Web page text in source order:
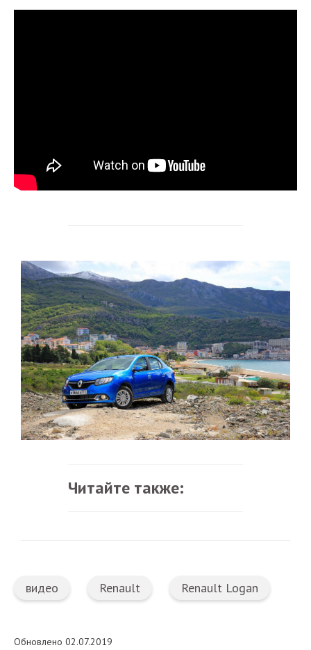
Читайте также:
видео Renault Renault Logan
Обновлено 02.07.2019